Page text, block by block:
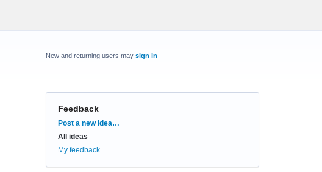
New and returning users may sign in
Feedback
Categories
Post a new idea…
All ideas
My feedback